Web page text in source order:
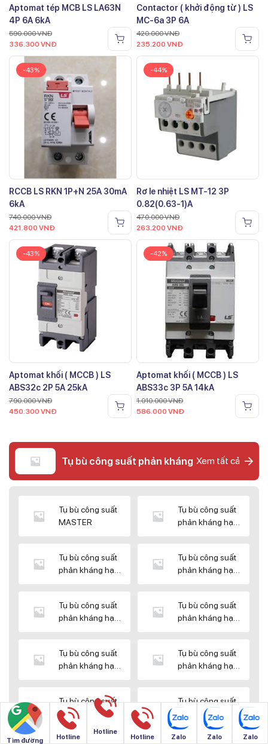
Aptomat tép MCB LS LA63N
4P 6A 6kA
590.000VNĐ
336.300 VNĐ
Contactor ( khởi động từ ) LS
MC-6a 3P 6A
420.000VNĐ
235.200 VNĐ
-43%
RCCB LS RKN 1P+N 25A 30mA
6kA
740.000VNĐ
421.800 VNĐ
-44%
Rơ le nhiệt LS MT-12 3P
0.82(0.63-1)A
470.000VNĐ
263.200 VNĐ
-43%
Aptomat khối ( MCCB ) LS
ABS32c 2P 5A 25kA
790.000VNĐ
450.300 VNĐ
-42%
Aptomat khối ( MCCB ) LS
ABS33c 3P 5A 14kA
1.010.000VNĐ
586.000 VNĐ
Tụ bù công suất phản kháng Xem tất cả
Tụ bù công suất
MASTER
Tụ bù công suất
phản kháng hạ
Tụ bù công suất
phản kháng hạ
Tụ bù công suất
phản kháng hạ
Tụ bù công suất
phản kháng hạ
Tụ bù công suất
phản kháng hạ
Tụ bù công suất
phản kháng hạ
Tụ bù công suất
phản kháng hạ
Tụ bù công suất
phản kháng hạ
thế SHIZUKI
Tụ bù công suất
phản kháng hạ
thế SINO
Tìm đường Hotline
Hotline
Hotline Zalo Zalo Zalo